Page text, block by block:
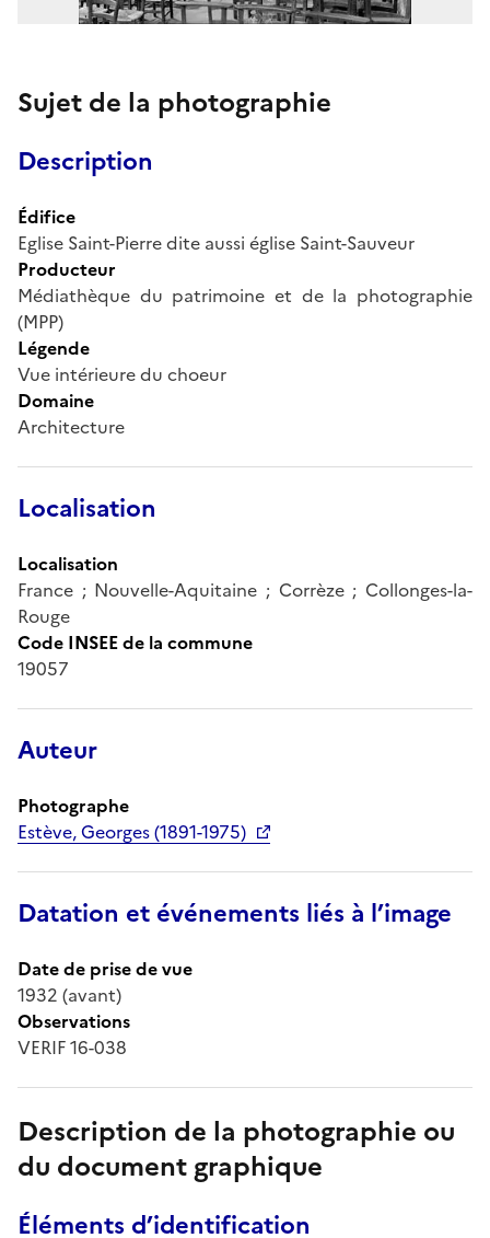
Sujet de la photographie
Description
Édifice
Eglise Saint-Pierre dite aussi église Saint-Sauveur
Producteur
Médiathèque du patrimoine et de la photographie
(MPP)
Légende
Vue intérieure du choeur
Domaine
Architecture
Localisation
Localisation
France ; Nouvelle-Aquitaine ; Corrèze ; Collonges-la-
Rouge
Code INSEE de la commune
19057
Auteur
Photographe
Estève, Georges (1891-1975)
Datation et événements liés à l’image
Date de prise de vue
1932 (avant)
Observations
VERIF 16-038
Description de la photographie ou
du document graphique
Éléments d’identification